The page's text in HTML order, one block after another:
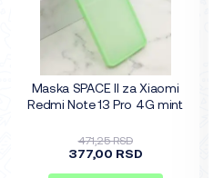
Maska SPACE II za Xiaomi
Redmi Note 13 Pro 4G mint
471,25 RSD
377,00 RSD